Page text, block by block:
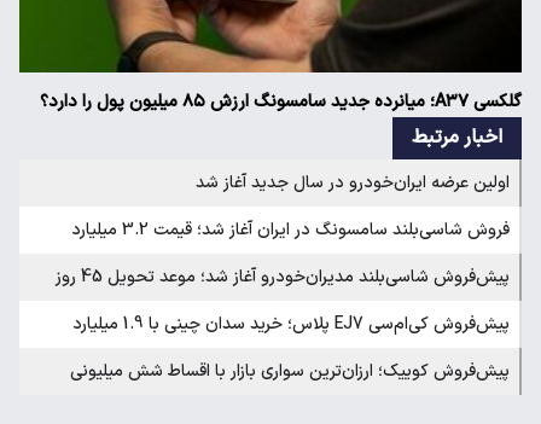
گلکسی A۳۷؛ میانرده جدید سامسونگ ارزش ۸۵ میلیون پول را دارد؟
اخبار مرتبط
اولین عرضه ایران‌خودرو در سال جدید آغاز شد
فروش شاسی‌بلند سامسونگ در ایران آغاز شد؛ قیمت 3.2 میلیارد
پیش‌فروش شاسی‌بلند مدیران‌خودرو آغاز شد؛ موعد تحویل 45 روز
پیش‌فروش کی‌ام‌سی EJ7 پلاس؛ خرید سدان چینی با 1.9 میلیارد
پیش‌فروش کوییک؛ ارزان‌ترین سواری بازار با اقساط شش میلیونی